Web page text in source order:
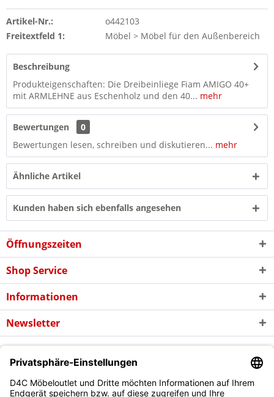
Artikel-Nr.:
o442103
Freitextfeld 1:
Möbel > Möbel für den Außenbereich
Beschreibung
Produkteigenschaften: Die Dreibeinliege Fiam AMIGO 40+
mit ARMLEHNE aus Eschenholz und den 40... mehr
Bewertungen
0
Bewertungen lesen, schreiben und diskutieren... mehr
Ähnliche Artikel
Kunden haben sich ebenfalls angesehen
Öffnungszeiten
Shop Service
Informationen
Newsletter
* Alle Preise inkl. gesetzl. Mehrwertsteuer zzgl. evtl.
und
ggf. Nachnahmegebühren, wenn nicht anders beschrieben
Copyright © d4c Möbel Outlet - Alle Rechte vorbehalten